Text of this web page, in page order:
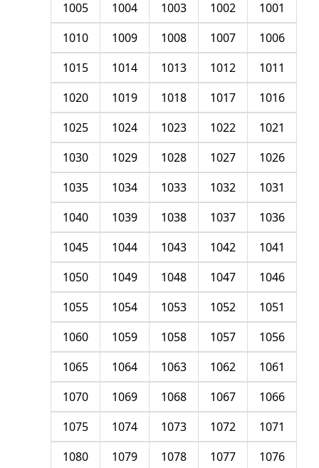
1001
1002
1003
1004
1005
1006
1007
1008
1009
1010
1011
1012
1013
1014
1015
1016
1017
1018
1019
1020
1021
1022
1023
1024
1025
1026
1027
1028
1029
1030
1031
1032
1033
1034
1035
1036
1037
1038
1039
1040
1041
1042
1043
1044
1045
1046
1047
1048
1049
1050
1051
1052
1053
1054
1055
1056
1057
1058
1059
1060
1061
1062
1063
1064
1065
1066
1067
1068
1069
1070
1071
1072
1073
1074
1075
1076
1077
1078
1079
1080